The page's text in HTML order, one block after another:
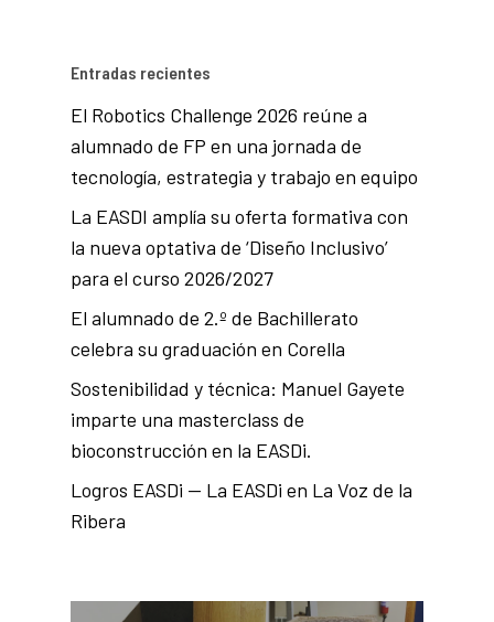
Entradas recientes
El Robotics Challenge 2026 reúne a
alumnado de FP en una jornada de
tecnología, estrategia y trabajo en equipo
La EASDI amplía su oferta formativa con
la nueva optativa de ‘Diseño Inclusivo’
para el curso 2026/2027
El alumnado de 2.º de Bachillerato
celebra su graduación en Corella
Sostenibilidad y técnica: Manuel Gayete
imparte una masterclass de
bioconstrucción en la EASDi.
Logros EASDi — La EASDi en La Voz de la
Ribera